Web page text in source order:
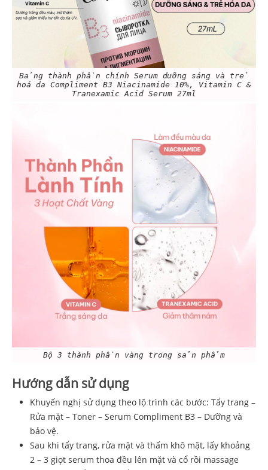
Bảng thành phần chính Serum dưỡng sáng và trẻ
hoá da Compliment B3 Niacinamide 10%, Vitamin C &
Tranexamic Acid Serum 27ml
Bộ 3 thành phần vàng trong sản phẩm
Hướng dẫn sử dụng
Khuyến nghị sử dụng theo lộ trình các bước: Tẩy trang –
Rửa mặt – Toner – Serum Compliment B3 – Dưỡng và
bảo vệ.
Sau khi tẩy trang, rửa mặt và thấm khô mặt, lấy khoảng
2 – 3 giọt serum thoa đều lên mặt và cổ rồi massage